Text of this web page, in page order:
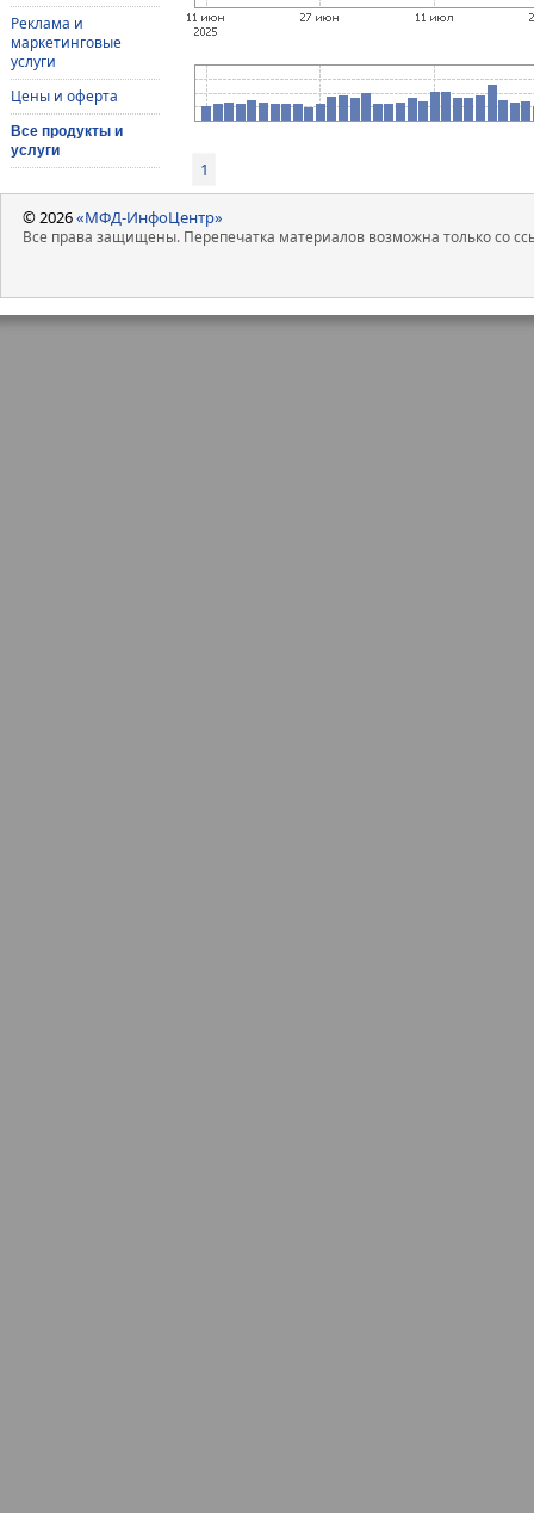
Реклама и
маркетинговые
услуги
Цены и оферта
Все продукты и
услуги
1
© 2026«МФД-ИнфоЦентр»
Все права защищены. Перепечатка материалов возможна только со